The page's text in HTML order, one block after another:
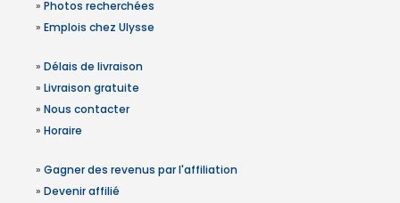
» Photos recherchées
» Emplois chez Ulysse
» Délais de livraison
» Livraison gratuite
» Nous contacter
» Horaire
» Gagner des revenus par l'affiliation
» Devenir affilié